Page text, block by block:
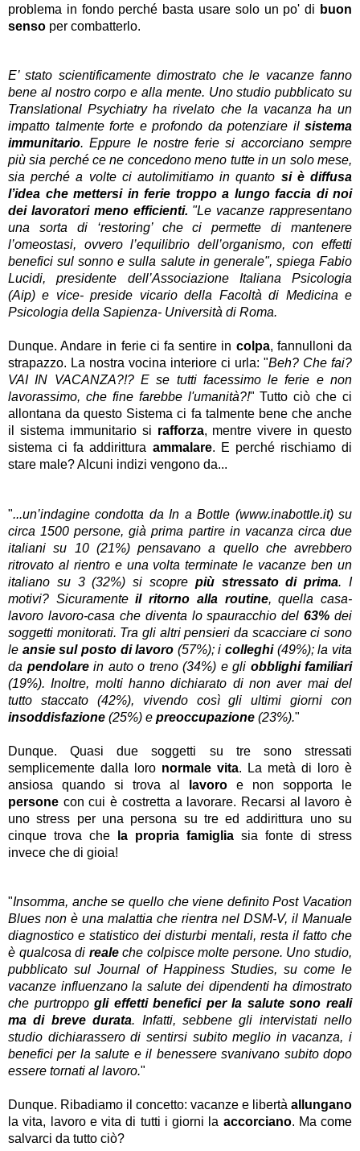
problema in fondo perché basta usare solo un po' di buon
senso per combatterlo.
E’ stato scientificamente dimostrato che le vacanze fanno
bene al nostro corpo e alla mente. Uno studio pubblicato su
Translational Psychiatry ha rivelato che la vacanza ha un
impatto talmente forte e profondo da potenziare il sistema
immunitario. Eppure le nostre ferie si accorciano sempre
più sia perché ce ne concedono meno tutte in un solo mese,
sia perché a volte ci autolimitiamo in quanto si è diffusa
l’idea che mettersi in ferie troppo a lungo faccia di noi
dei lavoratori meno efficienti. "Le vacanze rappresentano
una sorta di ‘restoring’ che ci permette di mantenere
l’omeostasi, ovvero l’equilibrio dell’organismo, con effetti
benefici sul sonno e sulla salute in generale", spiega Fabio
Lucidi, presidente dell’Associazione Italiana Psicologia
(Aip) e vice- preside vicario della Facoltà di Medicina e
Psicologia della Sapienza- Università di Roma.
Dunque. Andare in ferie ci fa sentire in colpa, fannulloni da
strapazzo. La nostra vocina interiore ci urla: "Beh? Che fai?
VAI IN VACANZA?!? E se tutti facessimo le ferie e non
lavorassimo, che fine farebbe l'umanità?!" Tutto ciò che ci
allontana da questo Sistema ci fa talmente bene che anche
il sistema immunitario si rafforza, mentre vivere in questo
sistema ci fa addirittura ammalare. E perché rischiamo di
stare male? Alcuni indizi vengono da...
"...un’indagine condotta da In a Bottle (www.inabottle.it) su
circa 1500 persone, già prima partire in vacanza circa due
italiani su 10 (21%) pensavano a quello che avrebbero
ritrovato al rientro e una volta terminate le vacanze ben un
italiano su 3 (32%) si scopre più stressato di prima. I
motivi? Sicuramenteil ritorno alla routine, quella casa-
lavoro lavoro-casa che diventa lo spauracchio del63% dei
soggetti monitorati. Tra gli altri pensieri da scacciare ci sono
le ansie sul posto di lavoro (57%); icolleghi (49%); la vita
da pendolare in auto o treno (34%) e gli obblighi familiari
(19%). Inoltre, molti hanno dichiarato di non aver mai del
tutto staccato (42%), vivendo così gli ultimi giorni con
insoddisfazione (25%) e preoccupazione (23%)."
Dunque. Quasi due soggetti su tre sono stressati
semplicemente dalla loro normale vita. La metà di loro è
ansiosa quando si trova al
lavoro e non sopporta le
persone con cui è costretta a lavorare. Recarsi al lavoro è
uno stress per una persona su tre ed addirittura uno su
cinque trova che
la propria famiglia sia fonte di stress
invece che di gioia!
"Insomma, anche se quello che viene definito Post Vacation
Blues non è una malattia che rientra nel DSM-V, il Manuale
diagnostico e statistico dei disturbi mentali, resta il fatto che
è qualcosa di realeche colpisce molte persone. Uno studio,
pubblicato sul Journal of Happiness Studies, su come le
vacanze influenzano la salute dei dipendenti ha dimostrato
che purtroppogli effetti benefici per la salute sono reali
ma di breve durata. Infatti, sebbene gli intervistati nello
studio dichiarassero di sentirsi subito meglio in vacanza, i
benefici per la salute e il benessere svanivano subito dopo
essere tornati al lavoro."
Dunque. Ribadiamo il concetto: vacanze e libertà allungano
la vita, lavoro e vita di tutti i giorni la accorciano. Ma come
salvarci da tutto ciò?